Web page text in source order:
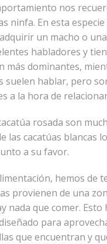
nos
ninfa. En esta
un macho o
habladores y
más dominantes,
suelen hablar, pero
a la hora de
rosada son
las cacatúas blancas
a su favor.
hemos de
provienen de una
nada que comer. Esto
para
que encuentran y